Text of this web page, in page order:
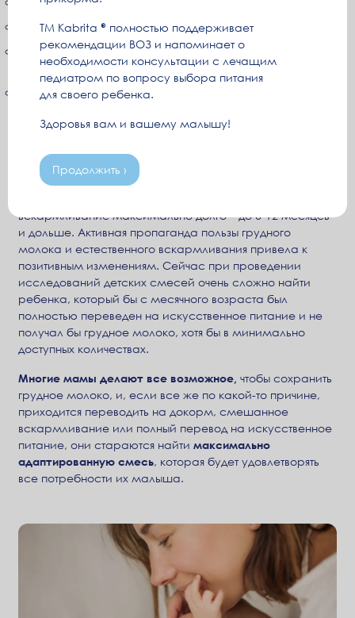
молоко отсутствует полностью;
медицинские противопоказания к грудному
вскармливанию;
невозможность, а иногда и нежелание кормить
сохранить грудное вскармливание.
Важно отметить,
что в последние 20 лет все больше
вскармливание максимально долго – до 6-12 месяцев
и дольше. Активная пропаганда пользы грудного
молока и естественного вскармливания привела к
позитивным изменениям. Сейчас при проведении
исследований детских смесей очень сложно найти
ребенка, который бы с месячного возраста был
полностью переведен на искусственное питание и не
получал бы грудное молоко, хотя бы в минимально
доступных количествах.
Многие мамы делают все возможное, чтобы сохранить
грудное молоко, и, если все же по какой-то причине,
приходится переводить на докорм, смешанное
вскармливание или полный перевод на искусственное
питание, они стараются найти максимально
адаптированную смесь, которая будет удовлетворять
все потребности их малыша.
ТМ Kabrita
полностью поддерживает
рекомендации ВОЗ и напоминает о
необходимости консультации с лечащим
педиатром по вопросу выбора питания
для своего ребенка.
Здоровья вам и вашему малышу!
Продолжить ›